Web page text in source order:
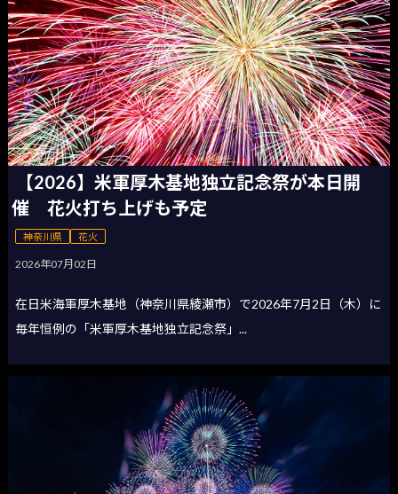
【2026】米軍厚木基地独立記念祭が本日開
催 花火打ち上げも予定
神奈川県 花火
2026年07月02日
在日米海軍厚木基地（神奈川県綾瀬市）で2026年7月2日（木）に
毎年恒例の「米軍厚木基地独立記念祭」...